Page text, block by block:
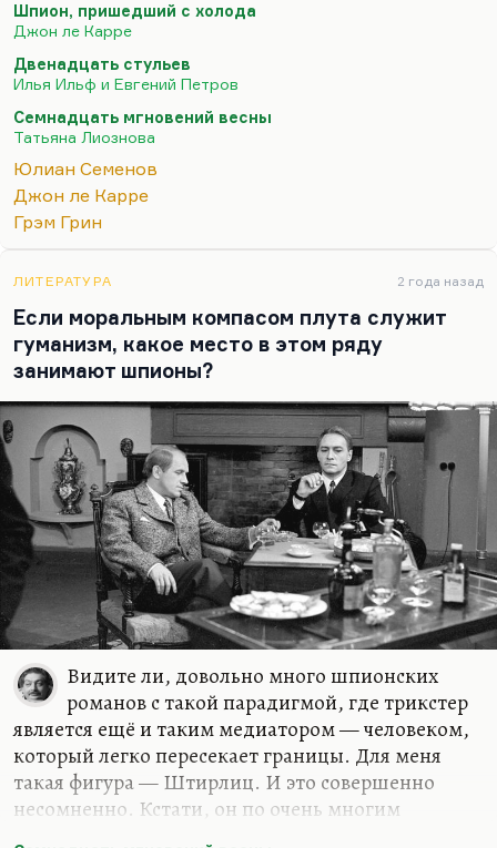
насмешник, жулик и ловкач, и не любит
женщин, а любит стариков и детей. Ну,
представьте женщину Бендера. Он может
овладеть ею, когда надо стул было получить, как
Грицацуева.
Кстати, замечательный парадокс, подмеченный
Шемякиным, что большинство анекдотов о
Штирлице построено на каламбурах, на
никакого повода, он написан довольно суконным
Шпион, пришедший с холода
Джон ле Карре
Двенадцать стульев
Илья Ильф и Евгений Петров
Семнадцать мгновений весны
Татьяна Лиознова
Юлиан Семенов
Джон ле Карре
Грэм Грин
ЛИТЕРАТУРА 2 года назад
Если моральным компасом плута служит
гуманизм, какое место в этом ряду
занимают шпионы?
Видите ли, довольно много шпионских
романов с такой парадигмой, где трикстер
является ещё и таким медиатором — человеком,
который легко пересекает границы. Для меня
такая фигура — Штирлиц. И это совершенно
несомненно. Кстати, он по очень многим